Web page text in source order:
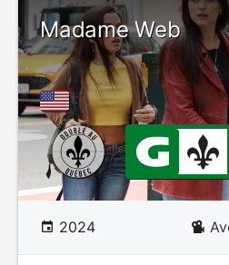
Madame Web
2024